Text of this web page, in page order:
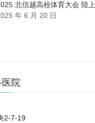
北信越高校体育大会 陸上
年 6 月 20 日
医院
2-7-19